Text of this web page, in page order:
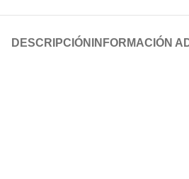
DESCRIPCIÓN INFORMACIÓN